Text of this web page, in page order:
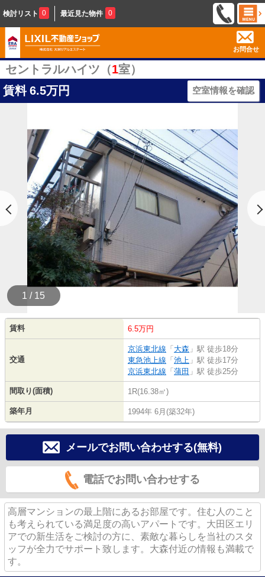
検討リスト 0 最近見た物件 0
お問合せ
セントラルハイツ（1室）
賃料 6.5万円 空室情報を確認
1 / 15
賃料 6.5万円
交通
京浜東北線 「 大森 」駅 徒歩18分
東急池上線 「 池上 」駅 徒歩17分
京浜東北線 「 蒲田 」駅 徒歩25分
間取り(面積) 1R(16.38㎡)
築年月 1994年 6月(築32年)
メールでお問い合わせする(無料)
電話でお問い合わせする
高層マンションの最上階にあるお部屋です。住む人のこと
も考えられている満足度の高いアパートです。大田区エリ
アでの新生活をご検討の方に、素敵な暮らしを当社のスタ
ッフが全力でサポート致します。大森付近の情報も満載で
す。